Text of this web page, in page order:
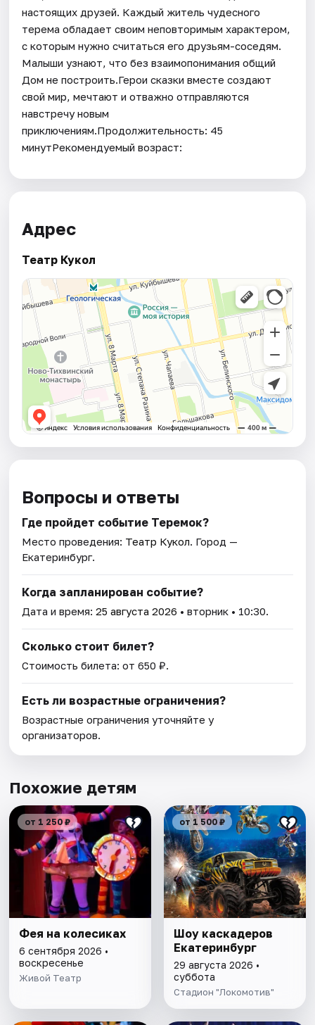
настоящих друзей. Каждый житель чудесного
терема обладает своим неповторимым характером,
с которым нужно считаться его друзьям-соседям.
Малыши узнают, что без взаимопонимания общий
Дом не построить.Герои сказки вместе создают
свой мир, мечтают и отважно отправляются
навстречу новым
приключениям.Продолжительность: 45
минутРекомендуемый возраст:
Адрес
Театр Кукол
Вопросы и ответы
Где пройдет событие Теремок?
Место проведения: Театр Кукол. Город —
Екатеринбург.
Когда запланирован событие?
Дата и время:25 августа 2026 • вторник • 10:30.
Сколько стоит билет?
Стоимость билета: от 650 ₽.
Есть ли возрастные ограничения?
Возрастные ограничения уточняйте у
организаторов.
Похожие детям
от 1 250 ₽
Фея на колесиках
6 сентября 2026 •
воскресенье
Живой Театр
от 1 500 ₽
Шоу каскадеров
Екатеринбург
29 августа 2026 •
суббота
Стадион "Локомотив"